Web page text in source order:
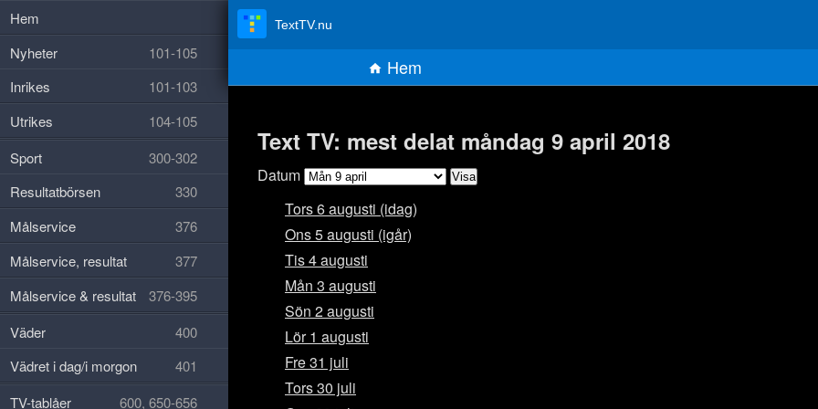
Text TV: mest delat måndag 9 april 2018
Datum
Tors 6 augusti (idag)
Ons 5 augusti (igår)
Tis 4 augusti
Mån 3 augusti
Sön 2 augusti
Lör 1 augusti
Fre 31 juli
Tors 30 juli
TextTV.nu
Hem
Hem
Nyheter
101-105
Inrikes
101-103
Utrikes
104-105
Sport
300-302
Resultatbörsen
330
Målservice
376
Målservice, resultat
377
Målservice & resultat
376-395
Väder
400
Vädret i dag/i morgon
401
TV-tablåer
600, 650-656